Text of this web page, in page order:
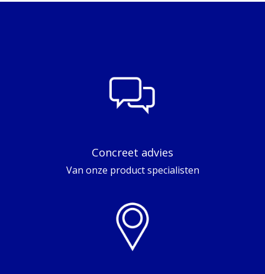
Concreet advies
Van onze product specialisten